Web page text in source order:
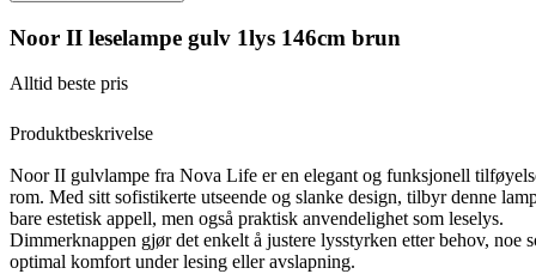
Noor II leselampe gulv 1lys 146cm brun
Alltid beste pris
Produktbeskrivelse
Noor II gulvlampe fra Nova Life er en elegant og funksjonell
rom. Med sitt sofistikerte utseende og slanke design, tilbyr denne
bare estetisk appell, men også praktisk anvendelighet som leselys.
Dimmerknappen gjør det enkelt å justere lysstyrken etter behov, noe
optimal komfort under lesing eller avslapning.